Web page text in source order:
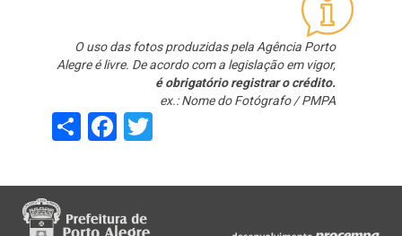
O uso das fotos produzidas pela Agência Porto
Alegre é livre. De acordo com a legislação em vigor,
é obrigatório registrar o crédito.
ex.: Nome do Fotógrafo / PMPA
ShareFacebook